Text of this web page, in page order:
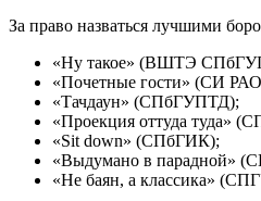
За право назваться лучшими
«Ну такое» (ВШТЭ
«Почетные гости» (СИ
«Тачдаун» (СПбГУПТД);
«Проекция оттуда туда»
«Sit down» (СПбГИК);
«Выдумано в парадной»
«Не баян, а классика»